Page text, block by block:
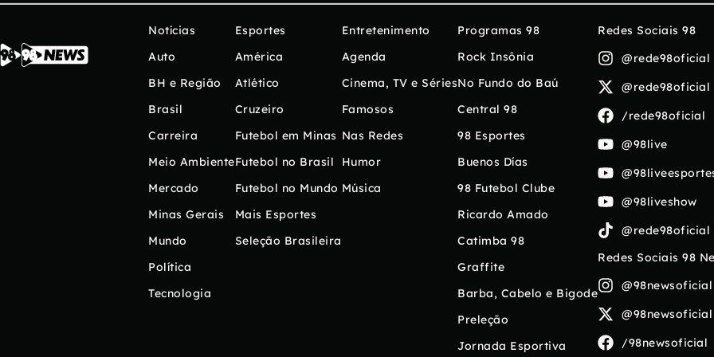
Notícias
Auto
BH e Região
Brasil
Carreira
Meio Ambiente
Mercado
Minas Gerais
Mundo
Política
Tecnologia
Esportes
América
Atlético
Cruzeiro
Futebol em Minas
Futebol no Brasil
Futebol no Mundo
Mais Esportes
Seleção Brasileira
Entretenimento
Agenda
Cinema, TV e Séries
Famosos
Nas Redes
Humor
Música
Programas 98
Rock Insônia
No Fundo do Baú
Central 98
98 Esportes
Buenos Días
98 Futebol Clube
Ricardo Amado
Catimba 98
Graffite
Barba, Cabelo e Bigode
Preleção
Jornada Esportiva
Redes Sociais 98
@rede98oficial
@rede98oficial
/rede98oficial
@98live
@98liveshow
@rede98oficial
Redes Sociais 98
@98newsoficial
@98newsoficial
/98newsoficial